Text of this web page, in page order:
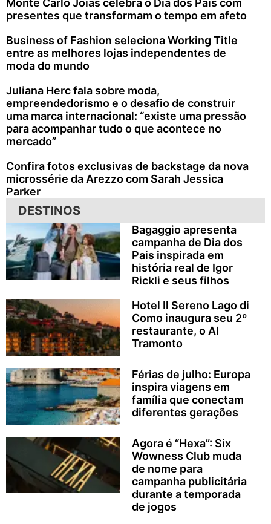
Monte Carlo Joias celebra o Dia dos Pais com
presentes que transformam o tempo em afeto
Business of Fashion seleciona Working Title
entre as melhores lojas independentes de
moda do mundo
Juliana Herc fala sobre moda,
empreendedorismo e o desafio de construir
uma marca internacional: “existe uma pressão
para acompanhar tudo o que acontece no
mercado”
Confira fotos exclusivas de backstage da nova
microssérie da Arezzo com Sarah Jessica
Parker
DESTINOS
Bagaggio apresenta
campanha de Dia dos
Pais inspirada em
história real de Igor
Rickli e seus filhos
Hotel Il Sereno Lago di
Como inaugura seu 2º
restaurante, o Al
Tramonto
Férias de julho: Europa
inspira viagens em
família que conectam
diferentes gerações
Agora é “Hexa”: Six
Wowness Club muda
de nome para
campanha publicitária
durante a temporada
de jogos